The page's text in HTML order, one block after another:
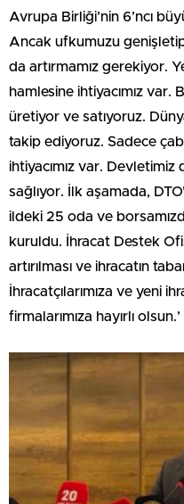
Avrupa Birliği’nin 6’ncı
Ancak ufkumuzu
da artırmamız gerekiyor.
hamlesine ihtiyacımız var.
üretiyor ve satıyoruz.
takip ediyoruz. Sadece
ihtiyacımız var.
sağlıyor. İlk aşamada,
ildeki 25 oda ve
kuruldu. İhracat Destek
artırılması ve ihracatın
İhracatçılarımıza ve yeni
firmalarımıza hayırlı